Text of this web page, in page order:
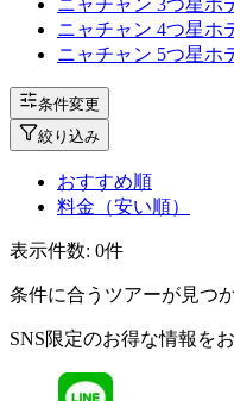
ニャチャン 3つ星ホ
ニャチャン 4つ星ホ
ニャチャン 5つ星ホ
条件変更
絞り込み
おすすめ順
料金（安い順）
表示件数: 0件
条件に合うツアーが見つ
SNS限定のお得な情報をお